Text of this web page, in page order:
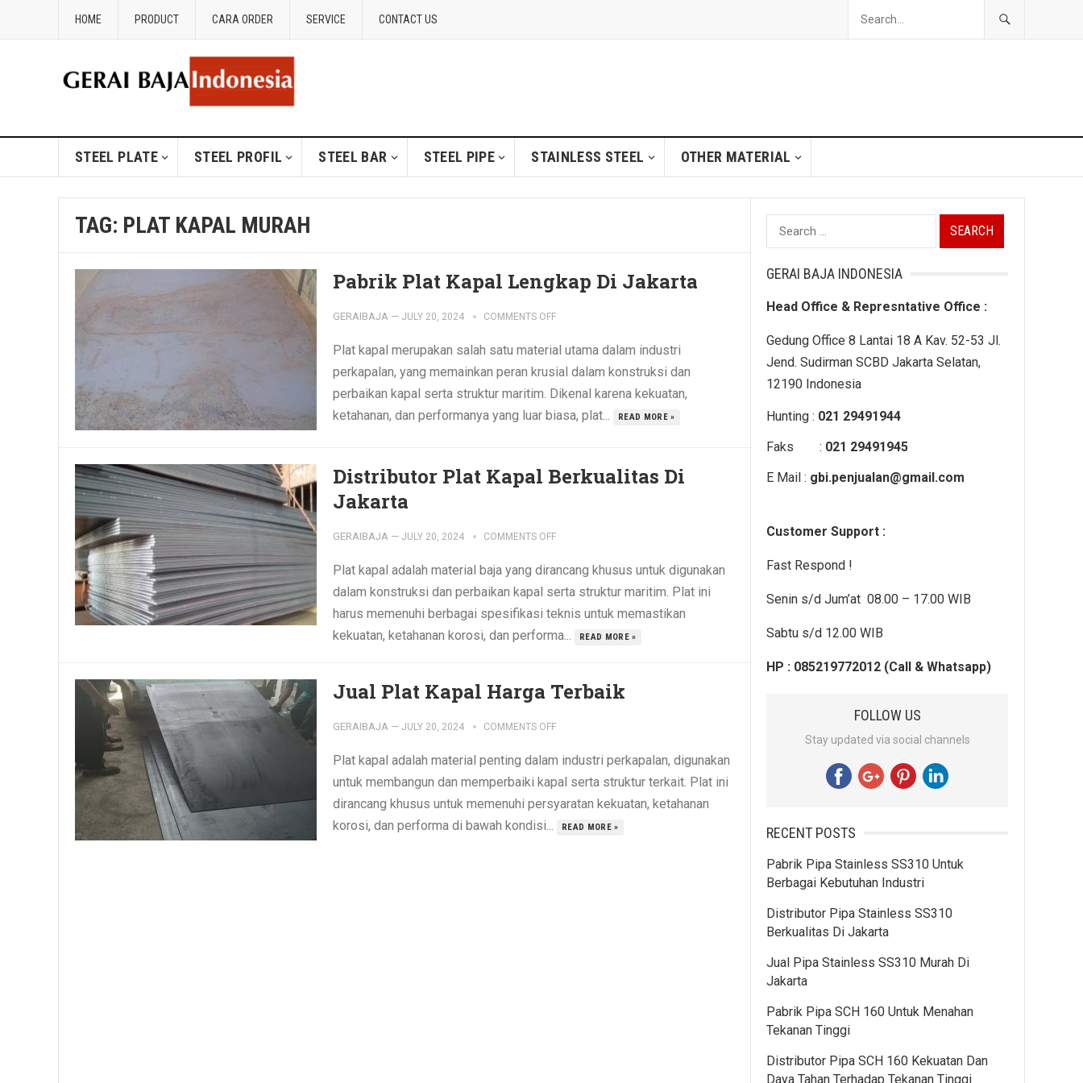
HOME PRODUCT CARA ORDER SERVICE CONTACT US
STEEL PLATE STEEL PROFIL STEEL BAR STEEL PIPE STAINLESS STEEL OTHER MATERIAL
TAG: PLAT KAPAL MURAH
Pabrik Plat Kapal Lengkap Di Jakarta
GERAIBAJA — JULY 20, 2024 COMMENTS OFF
Plat kapal merupakan salah satu material utama dalam industri
perkapalan, yang memainkan peran krusial dalam konstruksi dan
perbaikan kapal serta struktur maritim. Dikenal karena kekuatan,
ketahanan, dan performanya yang luar biasa, plat...
READ MORE »
Distributor Plat Kapal Berkualitas Di
Jakarta
GERAIBAJA — JULY 20, 2024 COMMENTS OFF
Plat kapal adalah material baja yang dirancang khusus untuk digunakan
dalam konstruksi dan perbaikan kapal serta struktur maritim. Plat ini
harus memenuhi berbagai spesifikasi teknis untuk memastikan
kekuatan, ketahanan korosi, dan performa...
READ MORE »
Jual Plat Kapal Harga Terbaik
GERAIBAJA — JULY 20, 2024 COMMENTS OFF
Plat kapal adalah material penting dalam industri perkapalan, digunakan
untuk membangun dan memperbaiki kapal serta struktur terkait. Plat ini
dirancang khusus untuk memenuhi persyaratan kekuatan, ketahanan
korosi, dan performa di bawah kondisi...
READ MORE »
Search
for:
GERAI BAJA INDONESIA
Head Office & Represntative Office :
Gedung Office 8 Lantai 18 A Kav. 52-53 Jl.
Jend. Sudirman SCBD Jakarta Selatan,
12190 Indonesia
Hunting : 021 29491944
Faks : 021 29491945
E Mail : gbi.penjualan@gmail.com
Customer Support :
Fast Respond !
Senin s/d Jum’at 08.00 – 17.00 WIB
Sabtu s/d 12.00 WIB
HP : 085219772012 (Call & Whatsapp)
FOLLOW US
Stay updated via social channels
RECENT POSTS
Pabrik Pipa Stainless SS310 Untuk
Berbagai Kebutuhan Industri
Distributor Pipa Stainless SS310
Berkualitas Di Jakarta
Jual Pipa Stainless SS310 Murah Di
Jakarta
Pabrik Pipa SCH 160 Untuk Menahan
Tekanan Tinggi
Distributor Pipa SCH 160 Kekuatan Dan
Daya Tahan Terhadap Tekanan Tinggi